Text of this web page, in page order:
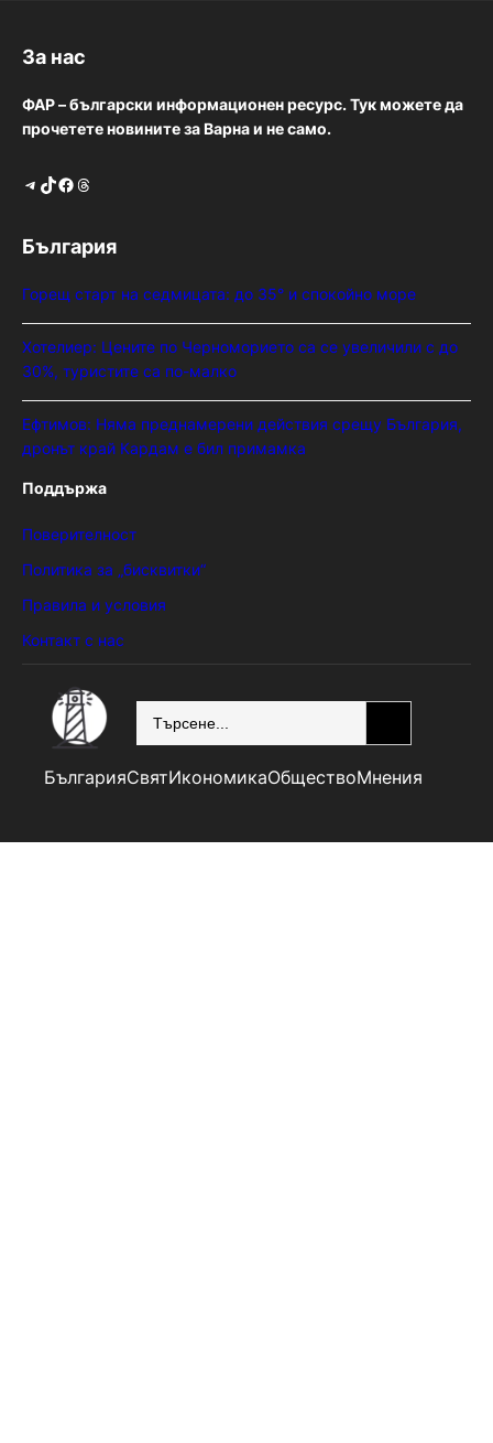
За нас
ФАР – български информационен ресурс. Тук можете да
прочетете новините за Варна и не само.
Telegram TikTok Facebook Threads
България
Горещ старт на седмицата: до 35° и спокойно море
Хотелиер: Цените по Черноморието са се увеличили с до
30%, туристите са по-малко
Ефтимов: Няма преднамерени действия срещу България,
дронът край Кардам е бил примамка
Поддържа
Поверителност
Политика за „бисквитки“
Правила и условия
Контакт с нас
БългарияСвятИкономикаОбществоМнения